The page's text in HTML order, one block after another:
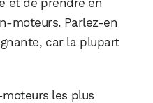
moteurs. Parlez-en
car la plupart
les plus